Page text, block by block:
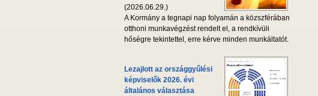
(2026.06.29.)
A Kormány a tegnapi nap folyamán a közszférában
otthoni munkavégzést rendelt el, a rendkívüli
hőségre tekintettel, erre kérve minden munkáltatót.
Lezajlott az országgyűlési
képviselők 2026. évi
általános választása